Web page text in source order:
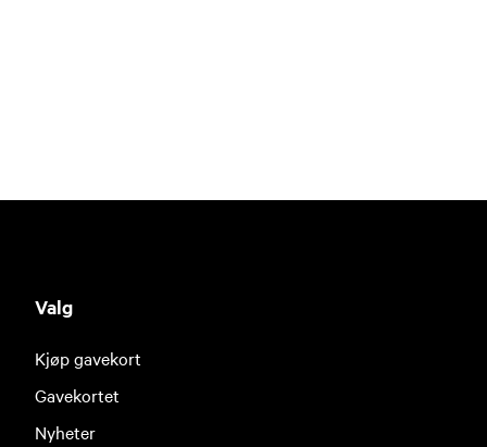
Valg
Kjøp gavekort
Gavekortet
Nyheter